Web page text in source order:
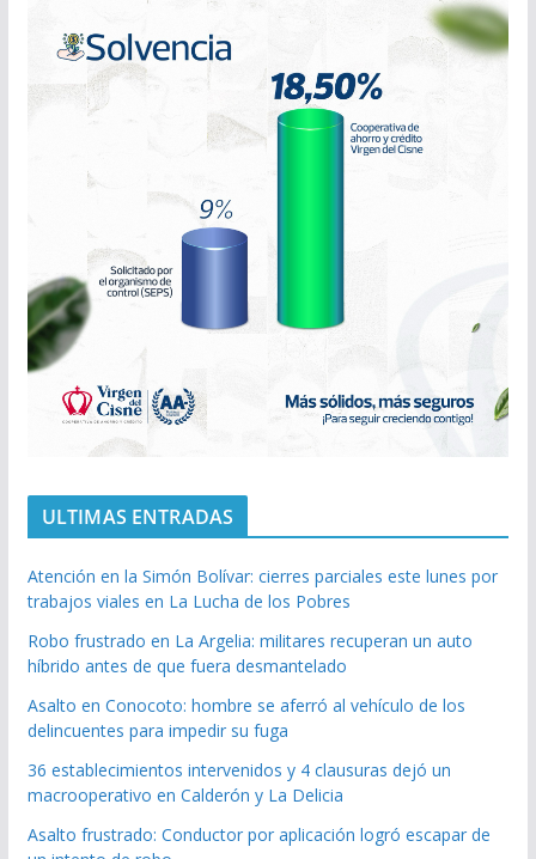
ULTIMAS ENTRADAS
Atención en la Simón Bolívar: cierres parciales este lunes por
trabajos viales en La Lucha de los Pobres
Robo frustrado en La Argelia: militares recuperan un auto
híbrido antes de que fuera desmantelado
Asalto en Conocoto: hombre se aferró al vehículo de los
delincuentes para impedir su fuga
36 establecimientos intervenidos y 4 clausuras dejó un
macrooperativo en Calderón y La Delicia
Asalto frustrado: Conductor por aplicación logró escapar de